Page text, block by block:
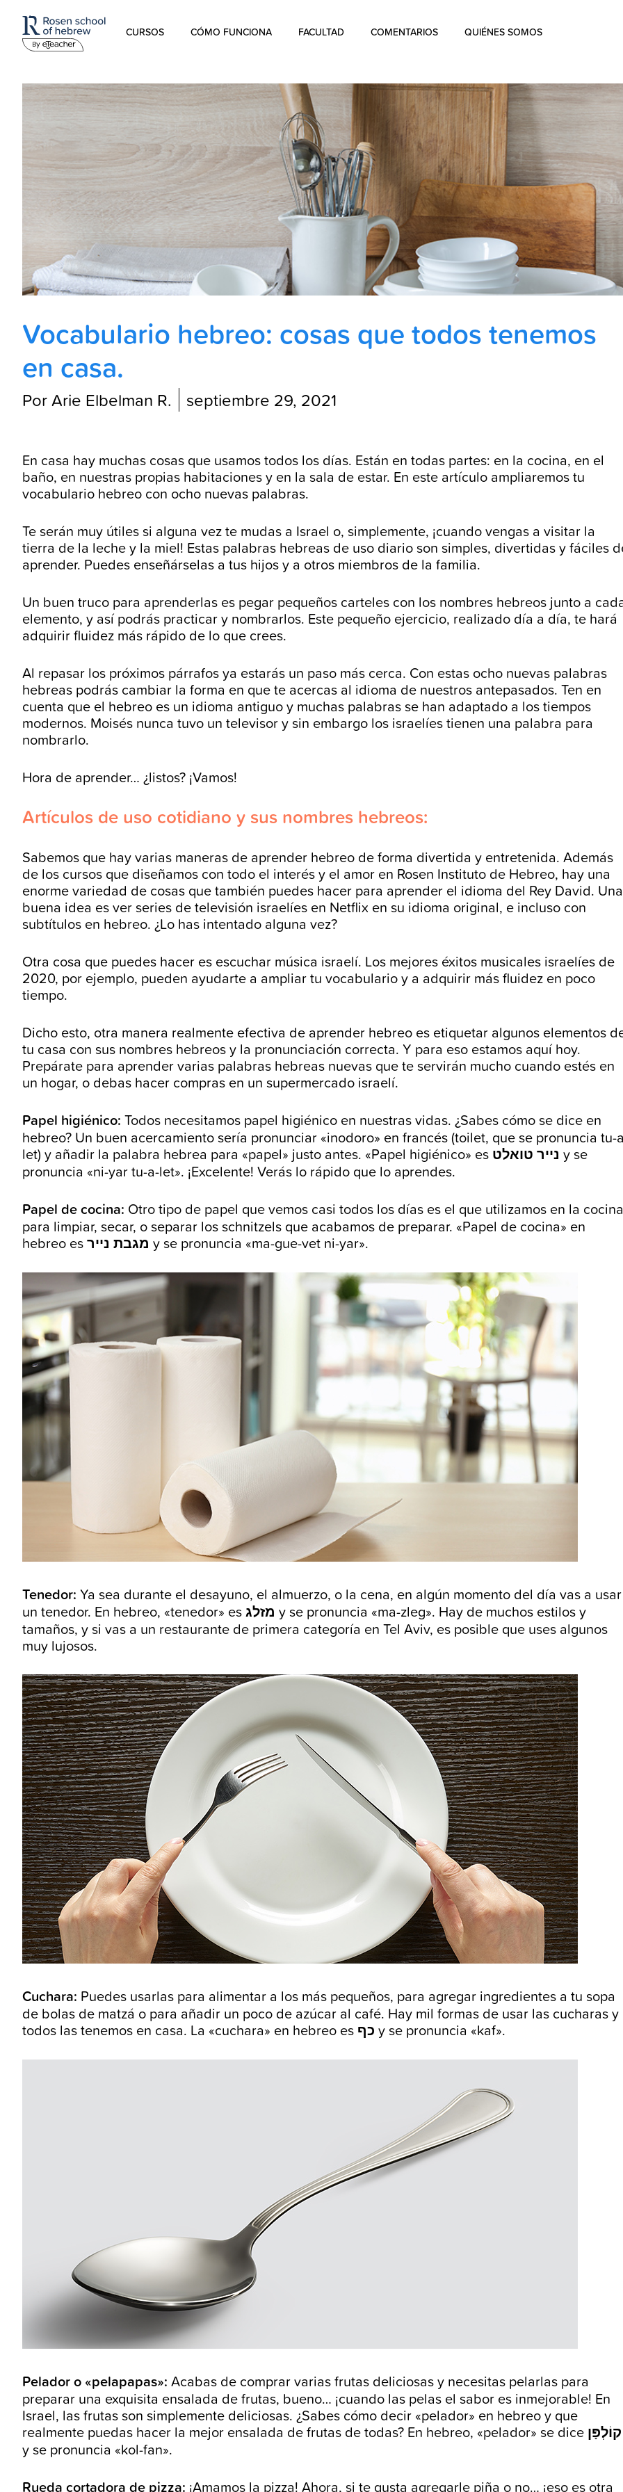
CURSOS
Hebreo hablado
Hebreo para niños
Estudios sobre Israel
Hebreo Bíblico
CÓMO FUNCIONA FACULTAD COMENTARIOS QUIÉNES SOMOS
La historia de Aharon Rosen
Certificación
Contacto
Blog
Vocabulario hebreo: cosas que todos tenemos
en casa.
Por Arie Elbelman R. septiembre 29, 2021
En casa hay muchas cosas que usamos todos los días. Están en todas partes: en la cocina, en el
baño, en nuestras propias habitaciones y en la sala de estar. En este artículo ampliaremos tu
vocabulario hebreo con ocho nuevas palabras.
Te serán muy útiles si alguna vez te mudas a Israel o, simplemente, ¡cuando vengas a visitar la
tierra de la leche y la miel! Estas palabras hebreas de uso diario son simples, divertidas y fáciles
aprender. Puedes enseñárselas a tus hijos y a otros miembros de la familia.
Un buen truco para aprenderlas es pegar pequeños carteles con los nombres hebreos junto a
elemento, y así podrás practicar y nombrarlos. Este pequeño ejercicio, realizado día a día, te hará
adquirir fluidez más rápido de lo que crees.
Al repasar los próximos párrafos ya estarás un paso más cerca. Con estas ocho nuevas palabras
hebreas podrás cambiar la forma en que te acercas al idioma de nuestros antepasados. Ten en
cuenta que el hebreo es un idioma antiguo y muchas palabras se han adaptado a los tiempos
modernos. Moisés nunca tuvo un televisor y sin embargo los israelíes tienen una palabra para
nombrarlo.
Hora de aprender… ¿listos? ¡Vamos!
Artículos de uso cotidiano y sus nombres hebreos:
Sabemos que hay varias maneras de aprender hebreo de forma divertida y entretenida. Además
de los cursos que diseñamos con todo el interés y el amor en Rosen Instituto de Hebreo, hay una
enorme variedad de cosas que también puedes hacer para aprender el idioma del Rey David. Una
buena idea es ver series de televisión israelíes en Netflix en su idioma original, e incluso con
subtítulos en hebreo. ¿Lo has intentado alguna vez?
Otra cosa que puedes hacer es escuchar música israelí. Los mejores éxitos musicales israelíes de
2020, por ejemplo, pueden ayudarte a ampliar tu vocabulario y a adquirir más fluidez en poco
tiempo.
Dicho esto, otra manera realmente efectiva de aprender hebreo es etiquetar algunos elementos
tu casa con sus nombres hebreos y la pronunciación correcta. Y para eso estamos aquí hoy.
Prepárate para aprender varias palabras hebreas nuevas que te servirán mucho cuando estés en
un hogar, o debas hacer compras en un supermercado israelí.
Papel higiénico: Todos necesitamos papel higiénico en nuestras vidas. ¿Sabes cómo se dice en
hebreo? Un buen acercamiento sería pronunciar «inodoro» en francés (toilet, que se pronuncia tu-
let) y añadir la palabra hebrea para «papel» justo antes. «Papel higiénico» es נייר טואלט y se
pronuncia «ni-yar tu-a-let». ¡Excelente! Verás lo rápido que lo aprendes.
Papel de cocina: Otro tipo de papel que vemos casi todos los días es el que utilizamos en la cocina
para limpiar, secar, o separar los schnitzels que acabamos de preparar. «Papel de cocina» en
hebreo esמגבת נייר y se pronuncia «ma-gue-vet ni-yar».
Tenedor: Ya sea durante el desayuno, el almuerzo, o la cena, en algún momento del día vas a usar
un tenedor. En hebreo, «tenedor» esמזלג y se pronuncia «ma-zleg». Hay de muchos estilos y
tamaños, y si vas a un restaurante de primera categoría en Tel Aviv, es posible que uses algunos
muy lujosos.
Cuchara: Puedes usarlas para alimentar a los más pequeños, para agregar ingredientes a tu sopa
de bolas de matzá o para añadir un poco de azúcar al café. Hay mil formas de usar las cucharas y
todos las tenemos en casa. La «cuchara» en hebreo es כף y se pronuncia «kaf».
Pelador o «pelapapas»: Acabas de comprar varias frutas deliciosas y necesitas pelarlas para
preparar una exquisita ensalada de frutas, bueno… ¡cuando las pelas el sabor es inmejorable! En
Israel, las frutas son simplemente deliciosas. ¿Sabes cómo decir «pelador» en hebreo y que
realmente puedas hacer la mejor ensalada de frutas de todas? En hebreo, «pelador» se dice קוֹלְפָּן
y se pronuncia «kol-fan».
Rueda cortadora de pizza: ¡Amamos la pizza! Ahora, si te gusta agregarle piña o no… ¡eso es otra